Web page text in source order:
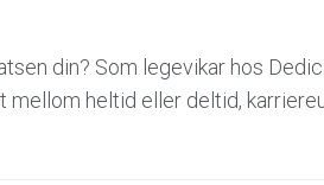
din? Som legevikar hos
heltid eller deltid,